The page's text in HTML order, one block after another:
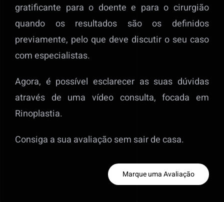
gratificante para o doente e para o cirurgião
quando os resultados são os definidos
previamente, pelo que deve discutir o seu caso
com especialistas.
Agora, é possível esclarecer as suas dúvidas
através de uma vídeo consulta, focada em
Rinoplastia.
Consiga a sua avaliação sem sair de casa.
Marque uma Avaliação